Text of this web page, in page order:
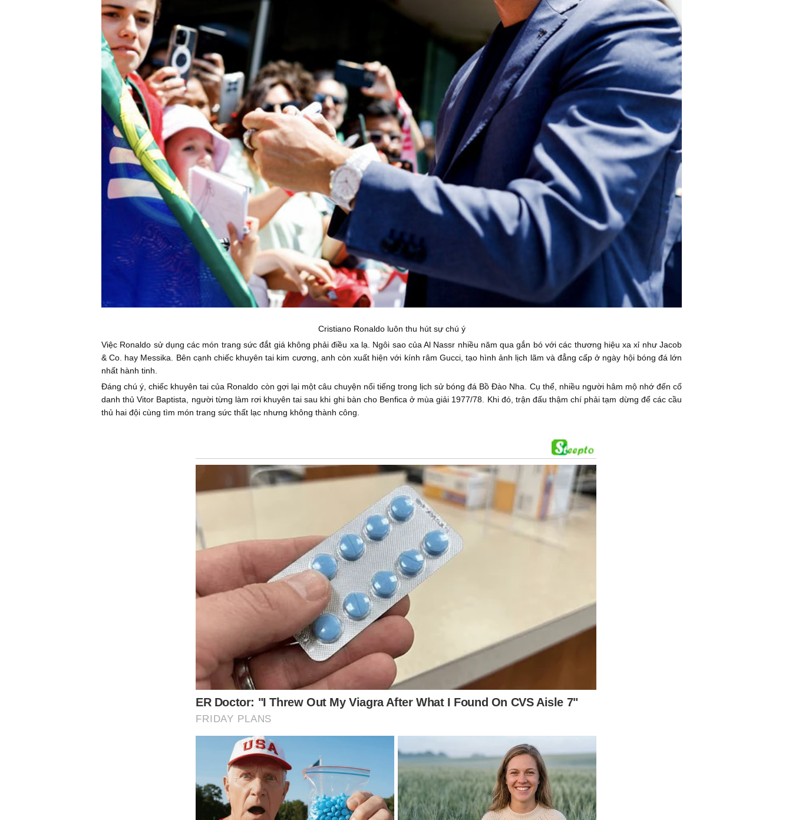
Cristiano Ronaldo luôn thu hút sự chú ý
Việc Ronaldo sử dụng các món trang sức đắt giá không phải điều xa lạ. Ngôi sao của Al Nassr nhiều năm qua gắn bó với các thương hiệu xa xỉ như Jacob
& Co. hay Messika. Bên cạnh chiếc khuyên tai kim cương, anh còn xuất hiện với kính râm Gucci, tạo hình ảnh lịch lãm và đẳng cấp ở ngày hội bóng đá lớn
nhất hành tinh.
Đáng chú ý, chiếc khuyên tai của Ronaldo còn gợi lại một câu chuyện nổi tiếng trong lịch sử bóng đá Bồ Đào Nha. Cụ thể, nhiều người hâm mộ nhớ đến cố
danh thủ Vitor Baptista, người từng làm rơi khuyên tai sau khi ghi bàn cho Benfica ở mùa giải 1977/78. Khi đó, trận đấu thậm chí phải tạm dừng để các cầu
thủ hai đội cùng tìm món trang sức thất lạc nhưng không thành công.